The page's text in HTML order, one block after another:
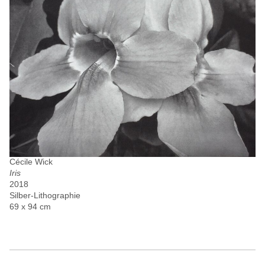
Cécile Wick
Iris
2018
Silber-Lithographie
69 x 94 cm